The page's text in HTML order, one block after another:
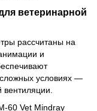
ветеринарной
рассчитаны на
и
условиях —
вентиляции.